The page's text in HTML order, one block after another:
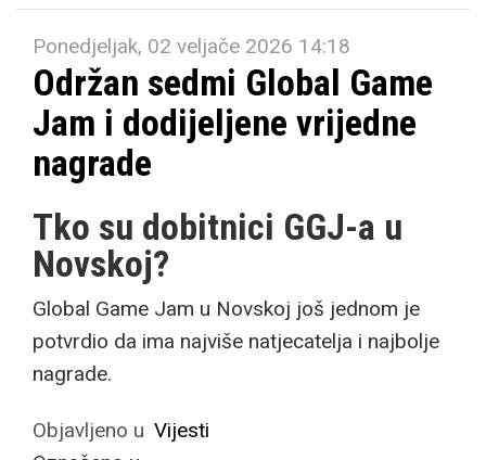
Ponedjeljak, 02 veljače 2026 14:18
Održan sedmi Global Game
Jam i dodijeljene vrijedne
nagrade
Tko su dobitnici GGJ-a u
Novskoj?
Global Game Jam u Novskoj još jednom je
potvrdio da ima najviše natjecatelja i najbolje
nagrade.
Objavljeno u Vijesti